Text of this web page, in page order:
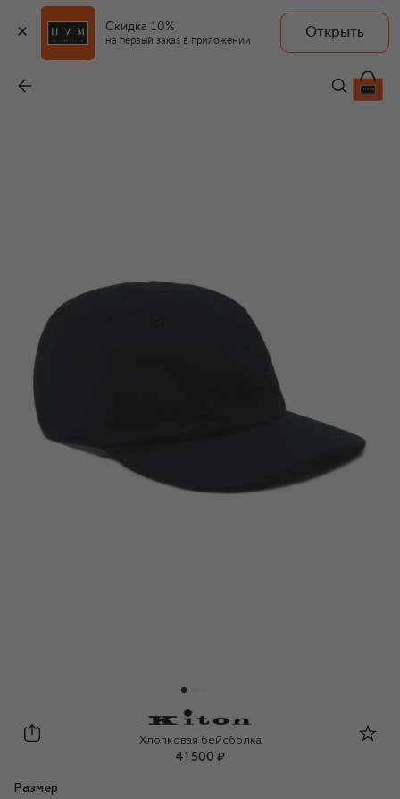
Скидка 10%
на первый заказ в приложении
Открыть
41 500 ₽
Kiton
Хлопковая бейсболка
41 500 ₽
Размер